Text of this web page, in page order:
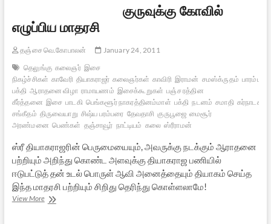
குருவுக்கு கோவில்
எழுப்பிய மாதரசி
தஞ்சை வெ.கோபாலன்
January 24, 2011
தெலுங்கு கலைஞர் இசை
நிகழ்ச்சிகள் காவேரி தியாகராஜர் கலைஞர்கள் காவிரி இராமன் சமஸ்க்ருதம்
பக்தி ஆராதனை விழா ராமாயணம் இசைக்கூறுகள் பஞ்ச ரத்தின
கீர்த்தனை இசை பாடகி பெங்களூர் நாகரத்தினம்மாள் பக்தி நடனம் சமாதி கர்நாடக
சங்கீதம் திருவையாறு சிஷ்ய பரம்பரை தேவதாசி குருபூஜை மைசூர்
அரண்மனை பெண்கள் தஞ்சாவூர் நாட்டியம் கலை ஸ்ரீராமன்
ஸ்ரீ தியாகராஜரின் பெருமையையும், அவருக்கு நடக்கும் ஆராதனை
பற்றியும் அறிந்து கொண்ட அளவுக்கு தியாகராஜ பணியில்
ஈடுபட்டுத் தன் உடல் பொருள் ஆவி அனைத்தையும் தியாகம் செய்த
இந்த மாதரசி பற்றியும் சிறிது தெரிந்து கொள்ளலாமே!
View Moreகுருவுக்கு